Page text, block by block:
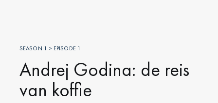
SEASON 1 > EPISODE 1
Andrej Godina: de reis
van koffie